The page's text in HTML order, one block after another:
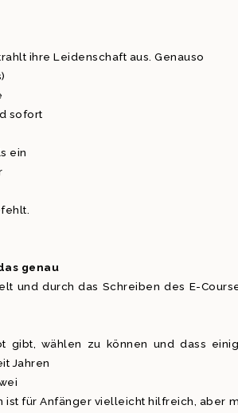
ihre Leidenschaft aus. Genauso
sofort
ein
genau
und durch das Schreiben des E-
gibt, wählen zu können und dass
Jahren
ist für Anfänger vielleicht hilfreich, aber